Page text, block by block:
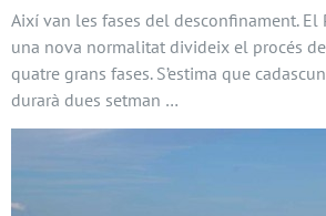
Així van les fases del desconfinament. El
una nova normalitat divideix el procés
quatre grans fases. S’estima que
durarà dues setman …